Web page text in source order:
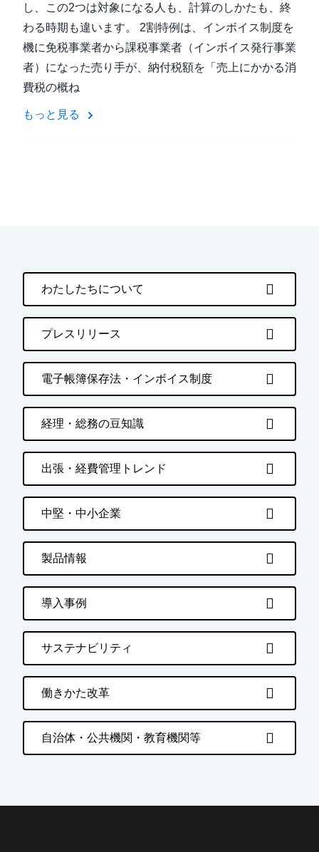
し、この2つは対象になる人も、計算のしかたも、終
わる時期も違います。 2割特例は、インボイス制度を
機に免税事業者から課税事業者（インボイス発行事業
者）になった売り手が、納付税額を「売上にかかる消
費税の概ね
もっと見る
わたしたちについて
プレスリリース
電子帳簿保存法・インボイス制度
経理・総務の豆知識
出張・経費管理トレンド
中堅・中小企業
製品情報
導入事例
サステナビリティ
働きかた改革
自治体・公共機関・教育機関等